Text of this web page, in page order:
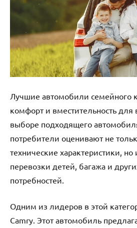
Лучшие автомобили семейного
комфорт и вместительность для
выборе подходящего
потребители оценивают не
технические характеристики, но
перевозки детей, багажа и
потребностей.
Одним из лидеров в этой
Camry. Этот автомобиль